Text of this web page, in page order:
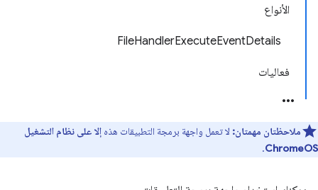
الأنواع
FileHandlerExecuteEventDetails
فعاليات
ملاحظتان مهمتان: لا تعمل واجهة برمجة التطبيقات هذه إلا على نظام التشغيل
ChromeOS
.